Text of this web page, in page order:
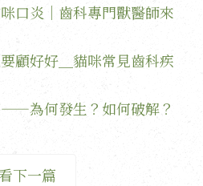
口炎｜齒科專門獸醫師來
顧好好＿貓咪常見齒科疾
為何發生？如何破解？
下一篇